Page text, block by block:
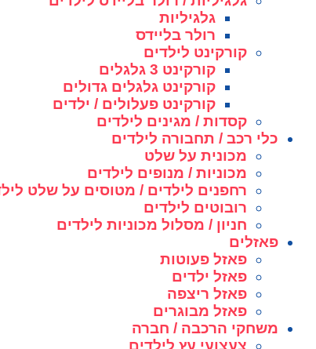
גלגיליות
רולר בליידס
קורקינט לילדים
קורקינט 3 גלגלים
קורקינט גלגלים גדולים
קורקינט פעלולים / ילדים
קסדות / מגינים לילדים
כלי רכב / תחבורה לילדים
מכונית על שלט
מכוניות / מנופים לילדים
רחפנים לילדים / מטוסים על שלט
רובוטים לילדים
חניון / מסלול מכוניות לילדים
פאזלים
פאזל פעוטות
פאזל ילדים
פאזל ריצפה
פאזל מבוגרים
משחקי הרכבה / חברה
צעצועי עץ לילדים